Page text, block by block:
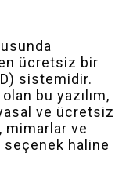
ücretsiz bir
sistemidir.
bu yazılım,
ve ücretsiz
mimarlar ve
haline